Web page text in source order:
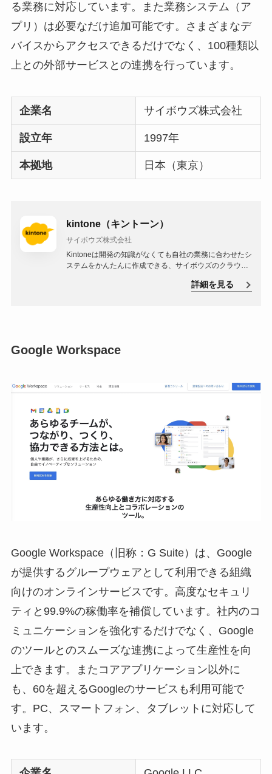
る業務に対応しています。また業務システム（ア
プリ）は必要なだけ追加可能です。さまざまなデ
バイスからアクセスできるだけでなく、100種類以
上との外部サービスとの連携を行っています。
企業名 サイボウズ株式会社
設立年 1997年
本拠地 日本（東京）
kintone（キントーン）
サイボウズ株式会社
Kintoneは開発の知識がなくても自社の業務に合わせたシ
ステムをかんたんに作成できる、サイボウズのクラウド
詳細を見る
Google Workspace
Google Workspace（旧称：G Suite） は、Google
が提供するグループウェアとして利用できる組織
向けのオンラインサービスです。高度なセキュリ
ティと99.9%の稼働率を補償しています。社内のコ
ミュニケーションを強化するだけでなく、Google
のツールとのスムーズな連携によって生産性を向
上できます。またコアアプリケーション以外に
も、60を超えるGoogleのサービスも利用可能で
す。PC、スマートフォン、タブレットに対応して
います。